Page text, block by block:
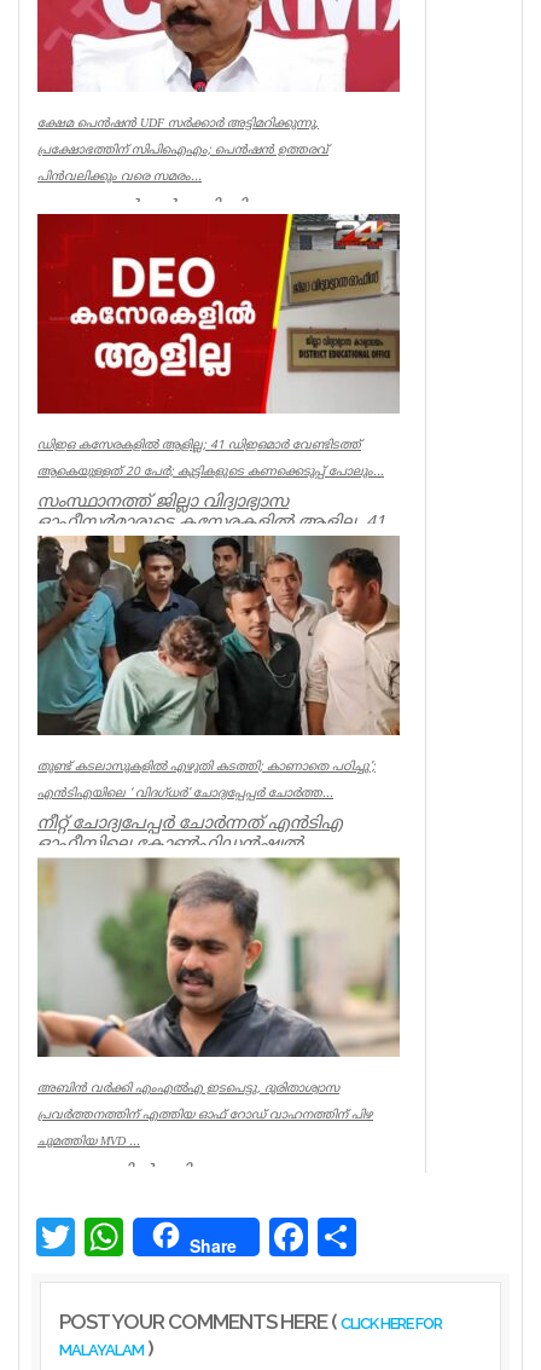
ക്ഷേമ പെൻഷൻ UDF സർക്കാർ അട്ടിമറിക്കുന്നു,
പ്രക്ഷോഭത്തിന് സിപിഐഎം; പെൻഷൻ ഉത്തരവ്
പിൻവലിക്കും വരെ സമരം...
ക്ഷേമ പെൻഷൻ അട്ടിമറിക്കാനുള്ള ബോധ
പൂർവമായ ശ്രമമാണ് യു ഡി എഫ് സർക്കാർ
നടത്തുന്നതെന്ന് സിപിഐഎം സംസ്ഥാ...
Kerala
ഡിഇഒ കസേരകളില്‍ ആളില്ല; 41 ഡിഇഒമാര്‍ വേണ്ടിടത്ത്
ആകെയുള്ളത് 20 പേര്‍; കുട്ടികളുടെ കണക്കെടുപ്പ് പോലും...
സംസ്ഥാനത്ത് ജില്ലാ വിദ്യാഭ്യാസ
ഓഫീസര്‍മാരുടെ കസേരകളില്‍ ആളില്ല. 41
ഡിഇഒമാരില്‍ നിലവില്‍ ഉള്ളത് 20 പ...
Kerala
തുണ്ട് കടലാസുകളില്‍ എഴുതി കടത്തി; കാണാതെ പഠിച്ചു’;
എന്‍ടിഎയിലെ ‘ വിദഗ്ധര്‍’ ചോദ്യപ്പേപ്പര്‍ ചോര്‍ത്ത...
നീറ്റ് ചോദ്യപേപ്പര്‍ ചോര്‍ന്നത് എന്‍ടിഎ
ഓഫീസിലെ കോണ്‍ഫിഡന്‍ഷ്യല്‍
സെക്ഷനില്‍ നിന്ന് എന്ന് സിബിഐ. എന...
Kerala
അബിൻ വർക്കി എംഎൽഎ ഇടപെട്ടു, ദുരിതാശ്വാസ
പ്രവർത്തനത്തിന് എത്തിയ ഓഫ് റോഡ് വാഹനത്തിന് പിഴ
ചുമത്തിയ MVD ...
ആറന്മുളയിൽ ദുരിതാശ്വാസ
വാഹനത്തിന് മോട്ടോർ വെഹിക്കിൾ
ഇൻസ്പെക്ടർ പിഴ ...
Twitter WhatsAppShare Facebook
POST YOUR COMMENTS HERE ( CLICK HERE FOR
MALAYALAM)